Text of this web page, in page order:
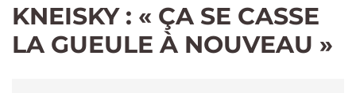
KNEISKY : « ÇA SE CASSE
LA GUEULE À NOUVEAU »